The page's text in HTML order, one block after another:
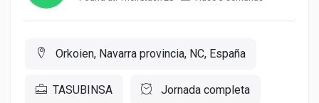
Orkoien, Navarra provincia, NC, España
TASUBINSA Jornada completa